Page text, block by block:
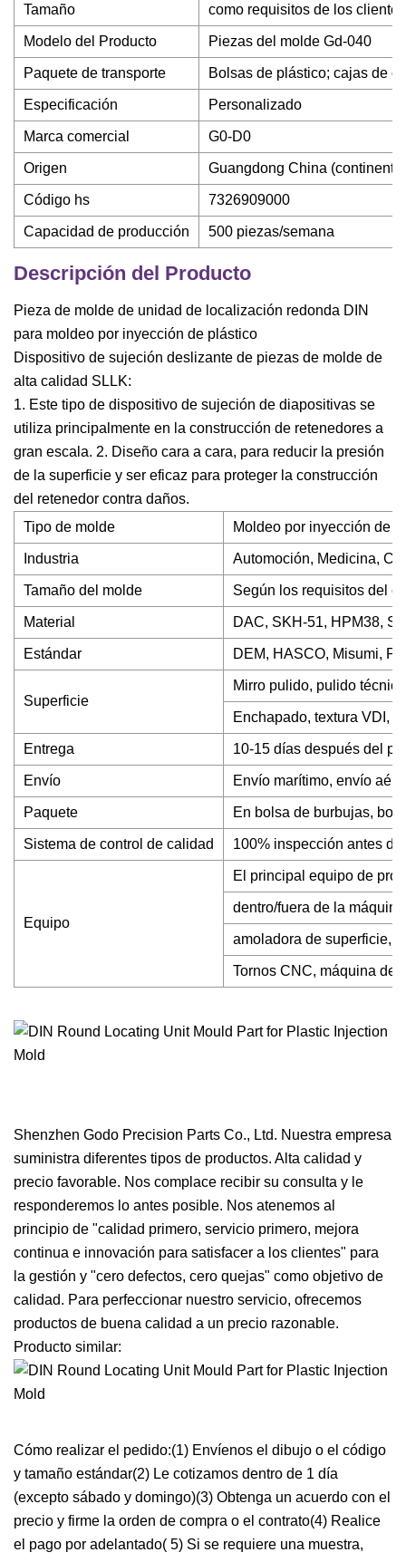
Tamaño como requisitos de los clientes
Modelo del Producto Piezas del molde Gd-040
Paquete de transporte Bolsas de plástico; cajas de
Especificación Personalizado
Marca comercial G0-D0
Origen Guangdong China
Código hs 7326909000
Capacidad de producción 500 piezas/semana
Descripción del Producto
Pieza de molde de unidad de localización redonda DIN
para moldeo por inyección de plástico
Dispositivo de sujeción deslizante de piezas de molde de
alta calidad SLLK:
1. Este tipo de dispositivo de sujeción de diapositivas se
utiliza principalmente en la construcción de retenedores a
gran escala. 2. Diseño cara a cara, para reducir la presión
de la superficie y ser eficaz para proteger la construcción
del retenedor contra daños.
Tipo de molde
Moldeo por inyección de
Industria Automoción, Medicina,
Tamaño del molde Según los requisitos del
Material DAC, SKH-51, HPM38,
Estándar DEM, HASCO, Misumi,
Superficie
Mirro pulido, pulido
Enchapado, textura VDI,
Entrega 10-15 días después del
Envío Envío marítimo, envío
Paquete En bolsa de burbujas,
Sistema de control de calidad 100% inspección antes
Equipo
El principal equipo de
dentro/fuera de la
amoladora de superficie,
Tornos CNC, máquina de
Shenzhen Godo Precision Parts Co., Ltd. Nuestra empresa
suministra diferentes tipos de productos. Alta calidad y
precio favorable. Nos complace recibir su consulta y le
responderemos lo antes posible. Nos atenemos al
principio de "calidad primero, servicio primero, mejora
continua e innovación para satisfacer a los clientes" para
la gestión y "cero defectos, cero quejas" como objetivo de
calidad. Para perfeccionar nuestro servicio, ofrecemos
productos de buena calidad a un precio razonable.
Producto similar:
Cómo realizar el pedido:(1) Envíenos el dibujo o el código
y tamaño estándar(2) Le cotizamos dentro de 1 día
(excepto sábado y domingo)(3) Obtenga un acuerdo con el
precio y firme la orden de compra o el contrato(4) Realice
el pago por adelantado( 5) Si se requiere una muestra,